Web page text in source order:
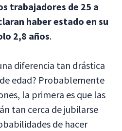
trabajadores de 25 a
haber estado en su
2,8 años.
diferencia tan drástica
edad? Probablemente
la primera es que las
tan cerca de jubilarse
de hacer